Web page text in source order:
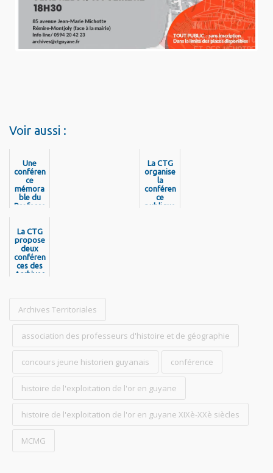
Voir aussi :
Une
conféren
ce
mémora
ble du
Professe
Jabini à
la MCMG
pour
raviver
la
mémoire
Saamak
a
La CTG
organise
la
conféren
ce
publique
La CTG
propose
deux
conféren
ces des
Archives
la
Généalo
Foncier
en
Archives Territoriales
association des professeurs d'histoire et de géographie
concours jeune historien guyanais conférence
histoire de l'exploitation de l'or en guyane
histoire de l'exploitation de l'or en guyane XIXè-XXè siècles
MCMG